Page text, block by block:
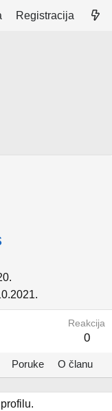
Registracija
Reakcija
0
Poruke O članu